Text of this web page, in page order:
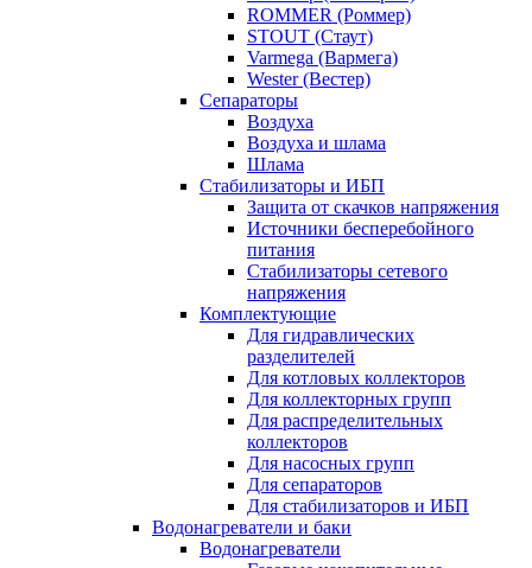
ROMMER (Роммер)
STOUT (Стаут)
Varmega (Вармега)
Wester (Вестер)
Сепараторы
Воздуха
Воздуха и шлама
Шлама
Стабилизаторы и ИБП
Защита от скачков напряжения
Источники бесперебойного
питания
Стабилизаторы сетевого
напряжения
Комплектующие
Для гидравлических
разделителей
Для котловых коллекторов
Для коллекторных групп
Для распределительных
коллекторов
Для насосных групп
Для сепараторов
Для стабилизаторов и ИБП
Водонагреватели и баки
Водонагреватели